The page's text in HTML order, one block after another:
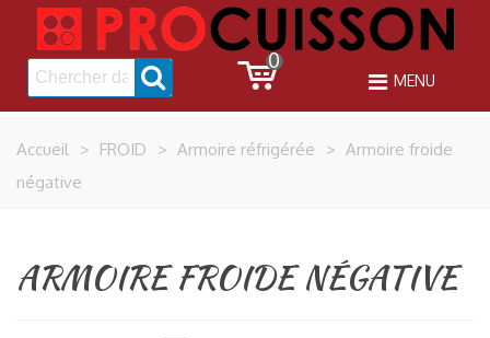
0
MENU
Accueil > FROID > Armoire réfrigérée > Armoire froide
négative
ARMOIRE FROIDE NÉGATIVE